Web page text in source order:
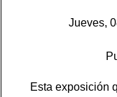
Jueves,
Esta exposición